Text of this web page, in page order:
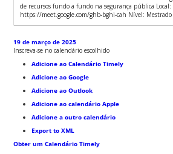
de recursos fundo a fundo na segurança pública Local:
https://meet.google.com/ghb-bghi-cah Nível: Mestrado
19 de março de 2025
Inscreva-se no calendário escolhido
Adicione ao Calendário Timely
Adicione ao Google
Adicione ao Outlook
Adicione ao calendário Apple
Adicione a outro calendário
Export to XML
Obter um Calendário Timely